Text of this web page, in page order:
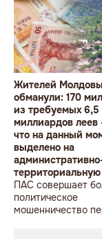
Жителей
обманули: 170
из требуемых 6,5
миллиардов леев
что на данный
выделено на
ПАС совершает
политическое
мошенничество